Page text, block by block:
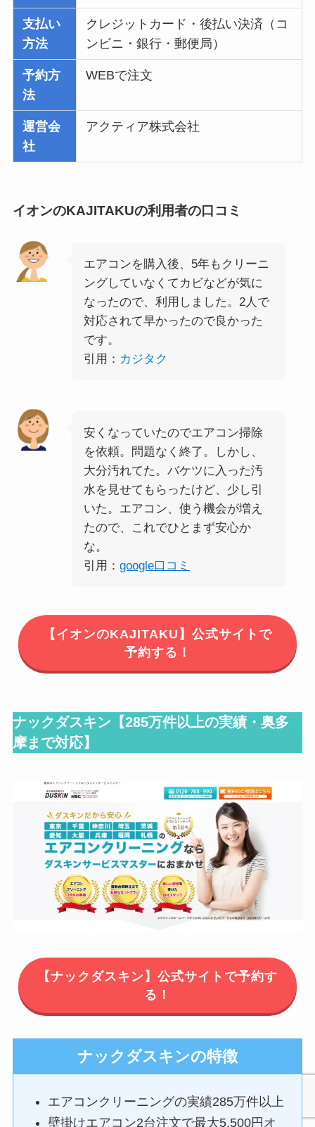
支払い
方法
クレジットカード・後払い決済（コ
ンビニ・銀行・郵便局）
予約方
法
WEBで注文
運営会
社
アクティア株式会社
イオンのKAJITAKUの利用者の口コミ
エアコンを購入後、5年もクリーニ
ングしていなくてカビなどが気に
なったので、利用しました。2人で
対応されて早かったので良かった
です。
引用： カジタク
安くなっていたのでエアコン掃除
を依頼。問題なく終了。しかし、
大分汚れてた。バケツに入った汚
水を見せてもらったけど、少し引
いた。エアコン、使う機会が増え
たので、これでひとまず安心か
な。
引用： google口コミ
【イオンのKAJITAKU】公式サイトで
予約する！
ナックダスキン【285万件以上の実績・奥多
摩まで対応】
【ナックダスキン】公式サイトで予約す
る！
ナックダスキンの特徴
エアコンクリーニングの実績285万件以上
壁掛けエアコン2台注文で最大5,500円オ